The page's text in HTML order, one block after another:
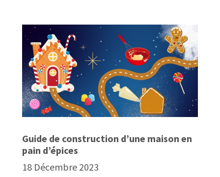
Guide de construction d’une maison en
pain d’épices
18 Décembre 2023